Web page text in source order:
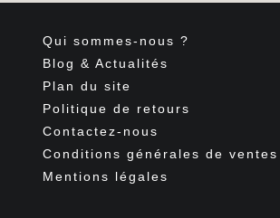
Qui sommes-nous ?
Blog & Actualités
Plan du site
Politique de retours
Contactez-nous
Conditions générales de ventes
Mentions légales